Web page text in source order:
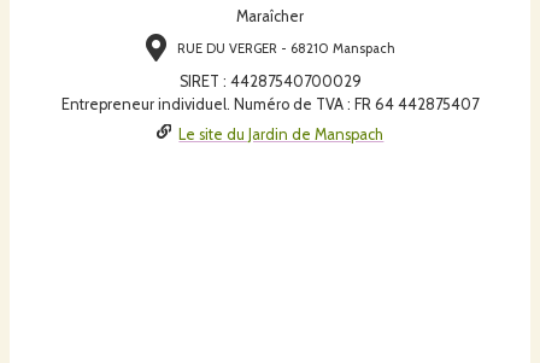
Maraîcher
RUE DU VERGER - 68210 Manspach
SIRET : 44287540700029
Entrepreneur individuel. Numéro de TVA : FR 64 442875407
Le site du Jardin de Manspach